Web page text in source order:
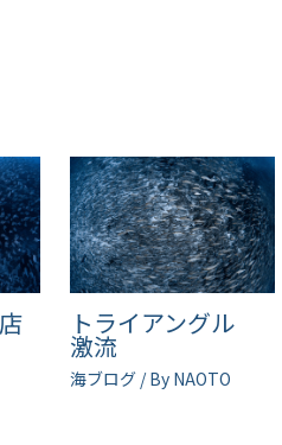
トライアングル
激流
海ブログ / By NAOTO